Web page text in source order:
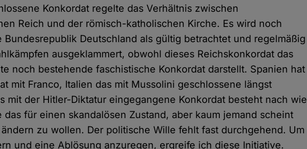
Konkordat regelte das Verhältnis zwischen
Reich und der römisch-katholischen Kirche. Es wird noch
Bundesrepublik Deutschland als gültig betrachtet und regelmäßig
ausgeklammert, obwohl dieses Reichskonkordat das
noch bestehende faschistische Konkordat darstellt. Spanien hat
mit Franco, Italien das mit Mussolini geschlossene längst
mit der Hitler-Diktatur eingegangene Konkordat besteht nach wie
das für einen skandalösen Zustand, aber kaum jemand scheint
zu wollen. Der politische Wille fehlt fast durchgehend. Um
und eine Ablösung anzuregen, ergreife ich diese Initiative.